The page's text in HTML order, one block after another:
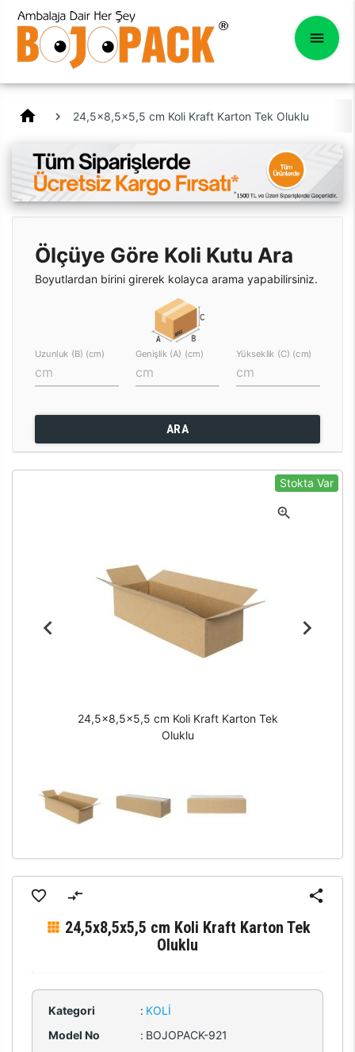
home 24,5x8,5x5,5 cm Koli Kraft Karton Tek Oluklu
Ölçüye Göre Koli Kutu Ara
Boyutlardan birini girerek kolayca arama yapabilirsiniz.
Uzunluk (B) (cm) Genişlik (A) (cm) Yükseklik (C) (cm)
ARA
Stokta Var
24,5x8,5x5,5 cm Koli Kraft Karton Tek
Oluklu
24,5x8,5x5,5 cm Koli Kraft Karton Tek
Oluklu
Kategori : KOLI
Model No
: BOJOPACK-921